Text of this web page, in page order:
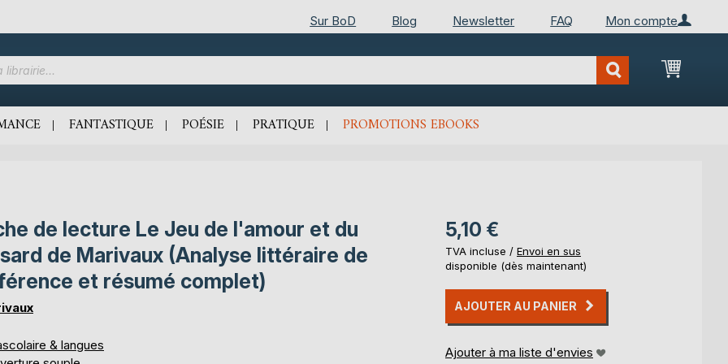
Mon compte
Sur BoD Blog Newsletter FAQ
Mon
FANTASTIQUE POÉSIE PRATIQUE PROMOTIONS EBOOKS
de lecture Le Jeu de l'amour et du
de Marivaux (Analyse littéraire de
et résumé complet)
& langues
5,10 €
TVA incluse / Envoi en sus
disponible (dès maintenant)
AJOUTER AU PANIER
Ajouter à ma liste d'envies